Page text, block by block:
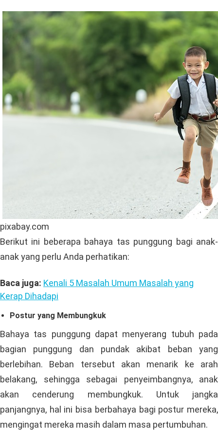
pixabay.com
Berikut ini beberapa bahaya tas punggung bagi anak-
anak yang perlu Anda perhatikan:
Baca juga: Kenali 5 Masalah Umum Masalah yang
Kerap Dihadapi
Postur yang Membungkuk
Bahaya tas punggung dapat menyerang tubuh pada
bagian punggung dan pundak akibat beban yang
berlebihan. Beban tersebut akan menarik ke arah
belakang, sehingga sebagai penyeimbangnya, anak
akan cenderung membungkuk. Untuk jangka
panjangnya, hal ini bisa berbahaya bagi postur mereka,
mengingat mereka masih dalam masa pertumbuhan.